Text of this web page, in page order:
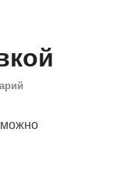
можно